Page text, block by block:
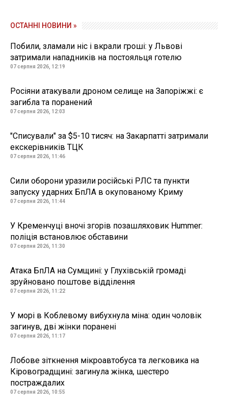
ОСТАННІ НОВИНИ »
Побили, зламали ніс і вкрали гроші: у Львові
затримали нападників на постояльця готелю
07 серпня 2026, 12:19
Росіяни атакували дроном селище на Запоріжжі: є
загибла та поранений
07 серпня 2026, 12:03
"Списували" за $5-10 тисяч: на Закарпатті затримали
екскерівників ТЦК
07 серпня 2026, 11:46
Сили оборони уразили російські РЛС та пункти
запуску ударних БпЛА в окупованому Криму
07 серпня 2026, 11:44
У Кременчуці вночі згорів позашляховик Hummer:
поліція встановлює обставини
07 серпня 2026, 11:30
Атака БпЛА на Сумщині: у Глухівській громаді
зруйновано поштове відділення
07 серпня 2026, 11:22
У морі в Коблевому вибухнула міна: один чоловік
загинув, дві жінки поранені
07 серпня 2026, 11:17
Лобове зіткнення мікроавтобуса та легковика на
Кіровоградщині: загинула жінка, шестеро
постраждалих
07 серпня 2026, 10:55